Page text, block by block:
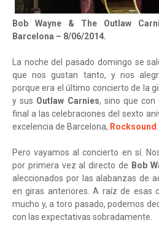
Bob Wayne & The Outlaw
Barcelona – 8/06/2014.
La noche del pasado domingo se
que nos gustan tanto, y nos
porque era el último concierto de la
y sus Outlaw Carnies, sino que
final a las celebraciones del sexto
excelencia de Barcelona, Rocksound.
Pero vayamos al concierto en sí.
por primera vez al directo de Bob
aleccionados por las alabanzas de
en giras anteriores. A raíz de esas
mucho y, a toro pasado, podemos
con las expectativas sobradamente.